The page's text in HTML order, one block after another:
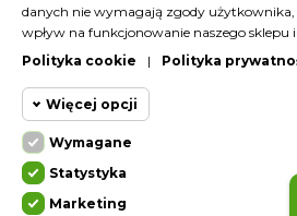
KONTAKT
danych nie wymagają zgody
wpływ na funkcjonowanie naszego sklepu
Polityka cookie
| Polityka
Więcej opcji
Wymagane
Wymagane pliki
HttpOnly. Pliki
Wymagane
Statystyka
Marketing